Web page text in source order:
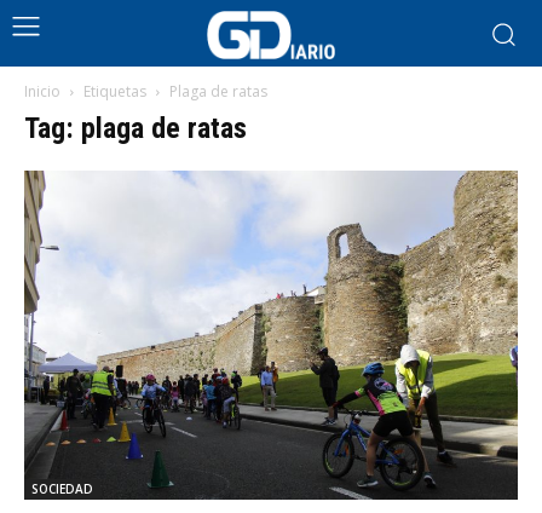
Inicio Etiquetas Plaga de ratas
Tag: plaga de ratas
SOCIEDAD